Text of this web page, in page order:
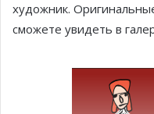
художник.
сможете увидеть в